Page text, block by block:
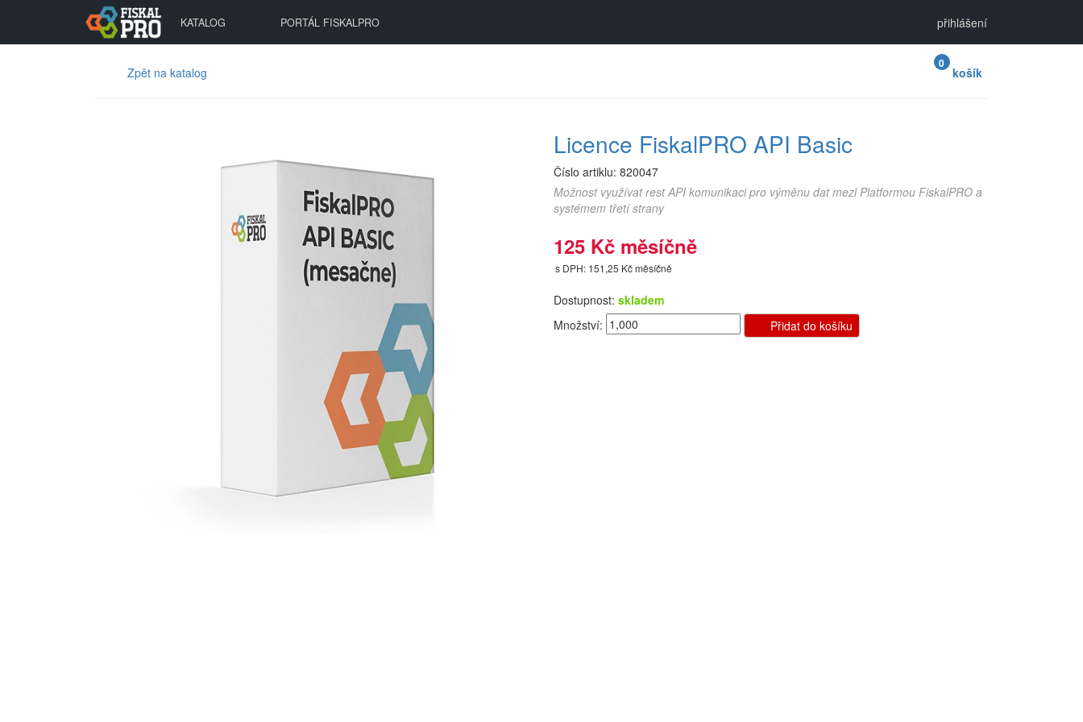
KATALOG PORTÁL FISKALPRO přihlášení
Zpět na katalog
0
košík
Licence FiskalPRO API Basic
Číslo artiklu: 820047
Možnost využívat rest API komunikaci pro výměnu dat mezi Platformou FiskalPRO a
systémem třetí strany
125 Kč měsíčně
s DPH: 151,25 Kč měsíčně
Dostupnost: skladem
Množství:
Přidat do košíku